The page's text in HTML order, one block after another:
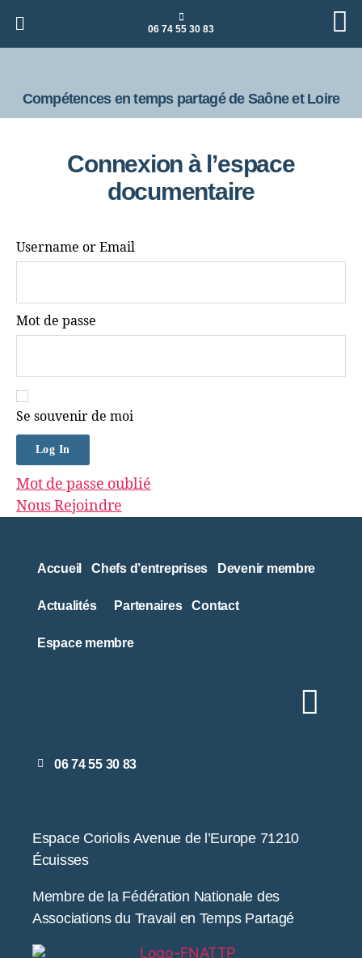
06 74 55 30 83
Compétences en temps partagé de Saône et Loire
Connexion à l’espace
documentaire
Username or Email
Mot de passe
Se souvenir de moi
Mot de passe oublié
Nous Rejoindre
Accueil Chefs d’entreprises Devenir membre
Actualités Partenaires Contact
Espace membre
06 74 55 30 83
Espace Coriolis Avenue de l’Europe 71210
Écuisses
Membre de la Fédération Nationale des
Associations du Travail en Temps Partagé